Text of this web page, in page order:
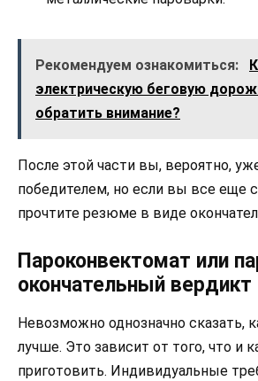
Рекомендуем ознакомиться:
электрическую беговую
обратить внимание?
После этой части вы, вероятно,
победителем, но если вы все еще
прочтите резюме в виде
Пароконвектомат или
окончательный вердикт
Невозможно однозначно сказать,
лучше. Это зависит от того, что и
приготовить. Индивидуальные